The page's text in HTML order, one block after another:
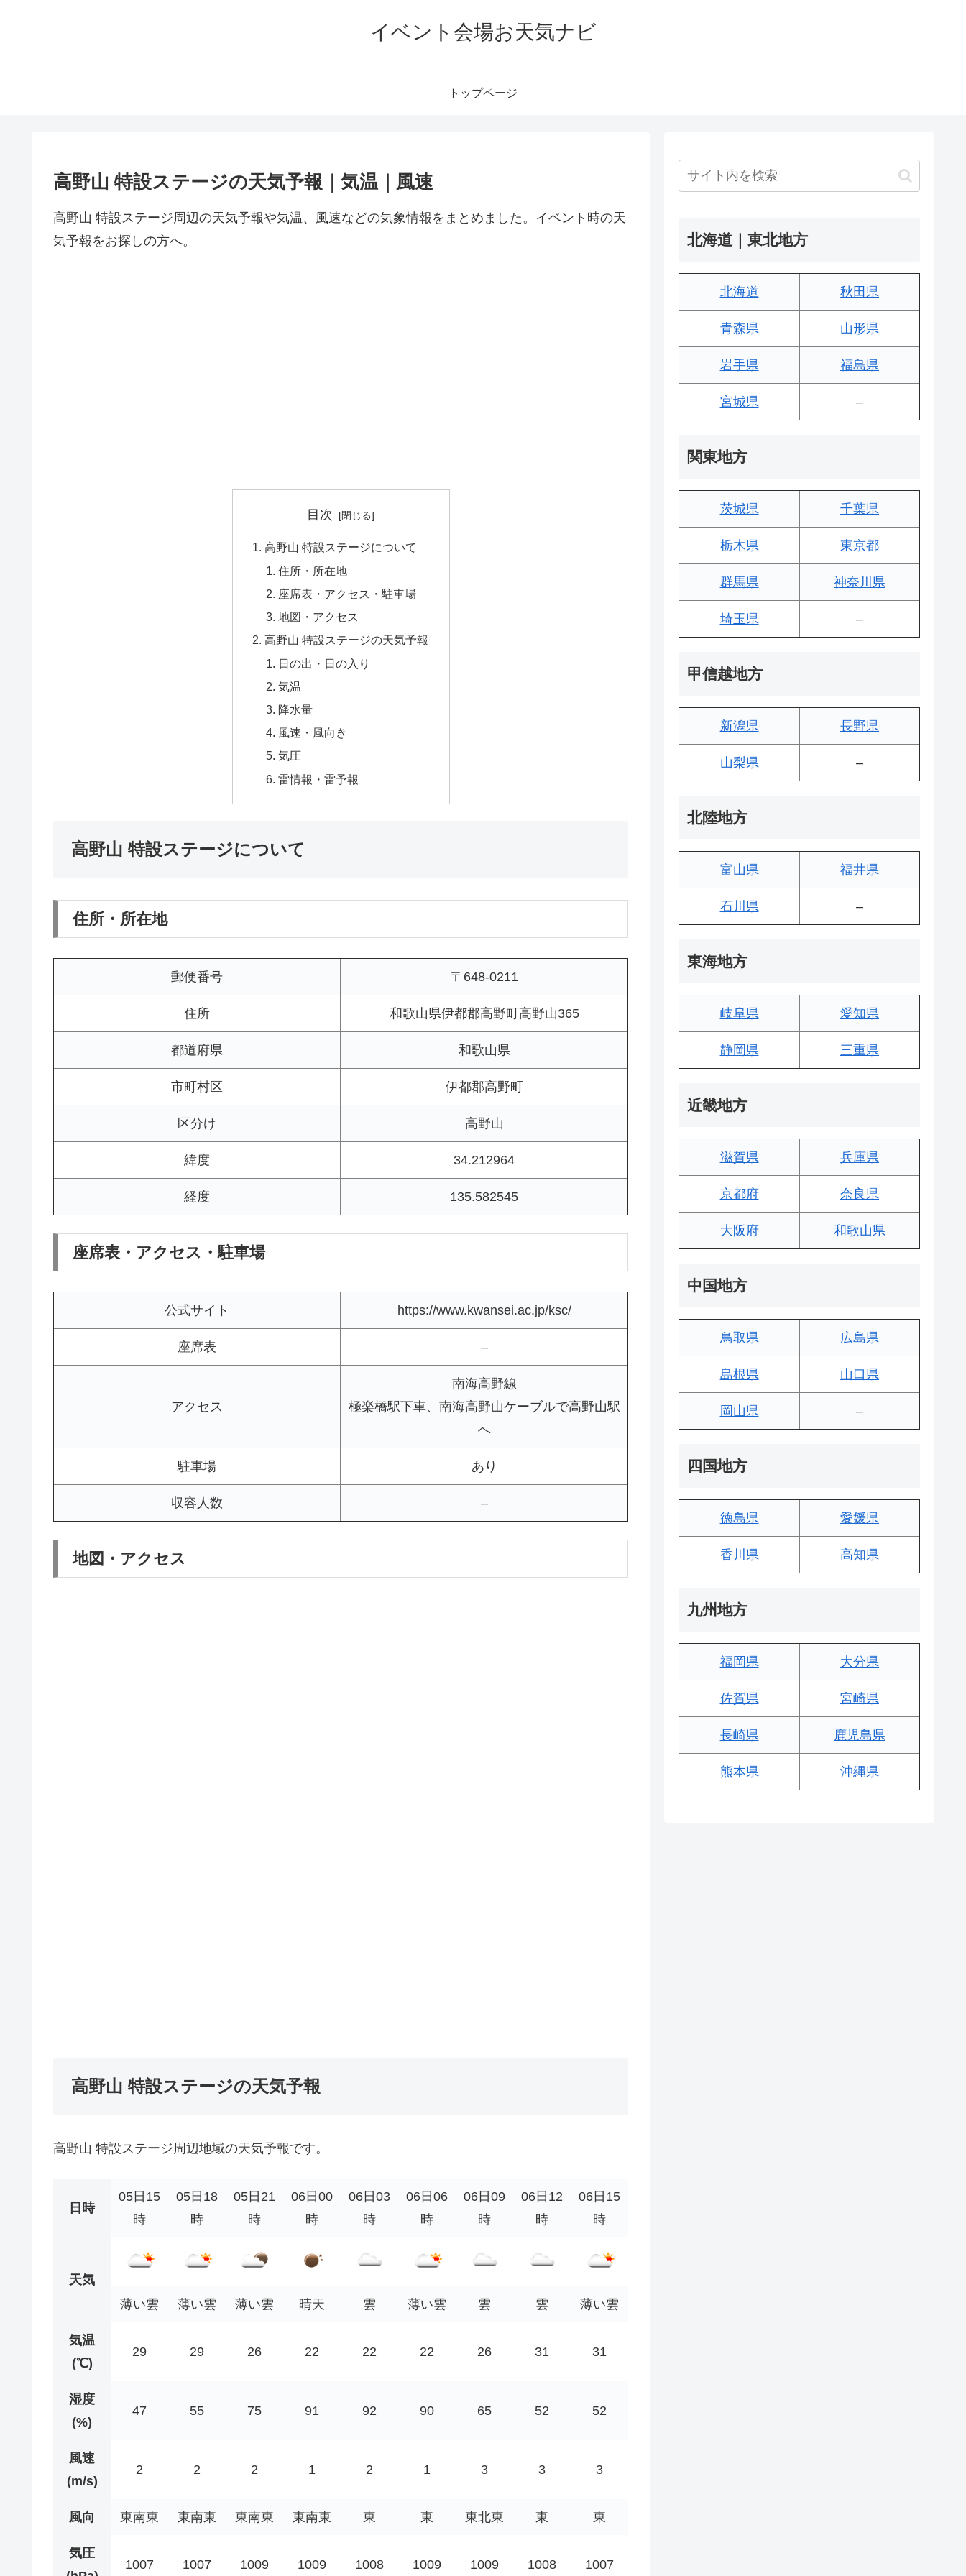
イベント会場お天気ナビ
トップページ
高野山 特設ステージの天気予報｜気温｜風速
高野山 特設ステージ周辺の天気予報や気温、風速などの気象情報をまとめました。イベント時の天
気予報をお探しの方へ。
目次
高野山 特設ステージについて
住所・所在地
座席表・アクセス・駐車場
地図・アクセス
高野山 特設ステージの天気予報
日の出・日の入り
気温
降水量
風速・風向き
気圧
雷情報・雷予報
高野山 特設ステージについて
住所・所在地
郵便番号 〒648-0211
住所 和歌山県伊都郡高野町高野山365
都道府県 和歌山県
市町村区 伊都郡高野町
区分け 高野山
緯度 34.212964
経度 135.582545
座席表・アクセス・駐車場
公式サイト https://www.kwansei.ac.jp/ksc/
座席表 –
アクセス
南海高野線
極楽橋駅下車、南海高野山ケーブルで高野山駅
へ
駐車場 あり
収容人数 –
地図・アクセス
高野山 特設ステージの天気予報
高野山 特設ステージ周辺地域の天気予報です。
日時
05日15
時
05日18
時
05日21
時
06日00
時
06日03
時
06日06
時
06日09
時
06日12
時
06日15
時
天気
薄い雲
薄い雲 薄い雲 晴天 雲 薄い雲 雲 雲 薄い雲
気温
(℃)
29 29 26 22 22 22 26 31 31
湿度
(%)
47 55 75 91 92 90 65 52 52
風速
(m/s)
2 2 2 1 2 1 3 3 3
風向 東南東 東南東 東南東 東南東 東 東 東北東 東 東
気圧
1007 1007 1009 1009 1008 1009 1009 1008 1007
北海道｜東北地方
北海道 秋田県
青森県 山形県
岩手県 福島県
宮城県 –
関東地方
茨城県 千葉県
栃木県 東京都
群馬県 神奈川県
埼玉県 –
甲信越地方
新潟県 長野県
山梨県 –
北陸地方
富山県 福井県
石川県 –
東海地方
岐阜県 愛知県
静岡県 三重県
近畿地方
滋賀県 兵庫県
京都府 奈良県
大阪府 和歌山県
中国地方
鳥取県 広島県
島根県 山口県
岡山県 –
四国地方
徳島県 愛媛県
香川県 高知県
九州地方
福岡県 大分県
佐賀県 宮崎県
長崎県 鹿児島県
熊本県 沖縄県